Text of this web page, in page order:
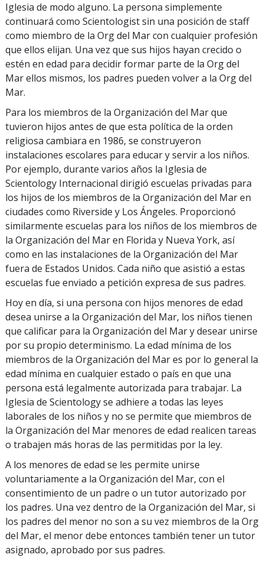
Iglesia de modo alguno. La persona simplemente
continuará como Scientologist sin una posición de staff
como miembro de la Org del Mar con cualquier profesión
que ellos elijan. Una vez que sus hijos hayan crecido o
estén en edad para decidir formar parte de la Org del
Mar ellos mismos, los padres pueden volver a la Org del
Mar.
Para los miembros de la Organización del Mar que
tuvieron hijos antes de que esta política de la orden
religiosa cambiara en 1986, se construyeron
instalaciones escolares para educar y servir a los niños.
Por ejemplo, durante varios años la Iglesia de
Scientology Internacional dirigió escuelas privadas para
los hijos de los miembros de la Organización del Mar en
ciudades como Riverside y Los Ángeles. Proporcionó
similarmente escuelas para los niños de los miembros de
la Organización del Mar en Florida y Nueva York, así
como en las instalaciones de la Organización del Mar
fuera de Estados Unidos. Cada niño que asistió a estas
escuelas fue enviado a petición expresa de sus padres.
Hoy en día, si una persona con hijos menores de edad
desea unirse a la Organización del Mar, los niños tienen
que calificar para la Organización del Mar y desear unirse
por su propio determinismo. La edad mínima de los
miembros de la Organización del Mar es por lo general la
edad mínima en cualquier estado o país en que una
persona está legalmente autorizada para trabajar. La
Iglesia de Scientology se adhiere a todas las leyes
laborales de los niños y no se permite que miembros de
la Organización del Mar menores de edad realicen tareas
o trabajen más horas de las permitidas por la ley.
A los menores de edad se les permite unirse
voluntariamente a la Organización del Mar, con el
consentimiento de un padre o un tutor autorizado por
los padres. Una vez dentro de la Organización del Mar, si
los padres del menor no son a su vez miembros de la Org
del Mar, el menor debe entonces también tener un tutor
asignado, aprobado por sus padres.